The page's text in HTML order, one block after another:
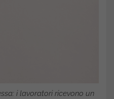
i lavoratori ricevono un